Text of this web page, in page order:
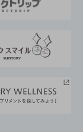
経営